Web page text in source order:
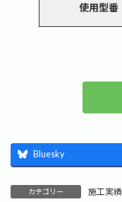
使用型番
Bluesky
カテゴリー 施工実績